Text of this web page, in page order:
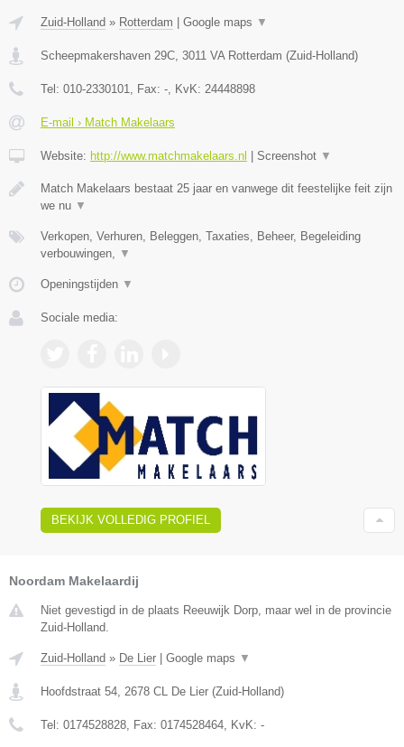
Zuid-Holland » Rotterdam Google maps ▼
Scheepmakershaven 29C, 3011 VA Rotterdam (Zuid-Holland)
Tel: 010-2330101, Fax: -, KvK: 24448898
E-mail › Match Makelaars
Website: http://www.matchmakelaars.nl Screenshot ▼
Match Makelaars bestaat 25 jaar en vanwege dit feestelijke feit zijn
we nu ▼
Verkopen, Verhuren, Beleggen, Taxaties, Beheer, Begeleiding
verbouwingen, ▼
Openingstijden ▼
Sociale media:
BEKIJK VOLLEDIG PROFIEL
Noordam Makelaardij
Niet gevestigd in de plaats Reeuwijk Dorp, maar wel in de provincie
Zuid-Holland.
Zuid-Holland » De Lier Google maps ▼
Hoofdstraat 54, 2678 CL De Lier (Zuid-Holland)
Tel: 0174528828, Fax: 0174528464, KvK: -